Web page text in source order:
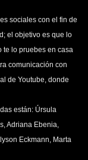
sociales con el fin de
el objetivo es que lo
te lo pruebes en casa
comunicación con
de Youtube, donde
están: Úrsula
Adriana Ebenia,
Eckmann, Marta